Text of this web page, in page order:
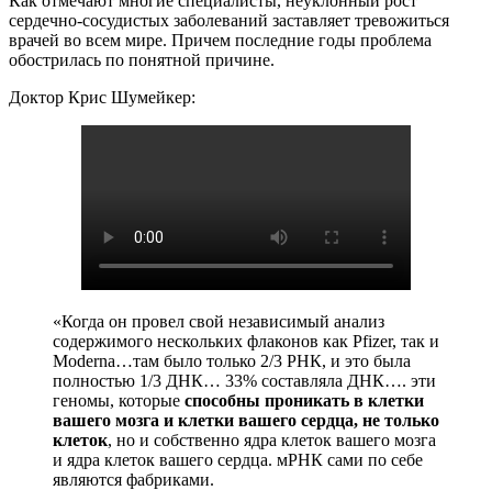
сердечно-сосудистых заболеваний заставляет тревожиться
врачей во всем мире. Причем последние годы проблема
обострилась по понятной причине.
Доктор Крис Шумейкер:
«Когда он провел свой независимый анализ
содержимого нескольких флаконов как Pfizer, так и
Moderna…там было только 2/3 РНК, и это была
полностью 1/3 ДНК… 33% составляла ДНК…. эти
геномы, которые способны проникать в клетки
вашего мозга и клетки вашего сердца, не только
клеток, но и собственно ядра клеток вашего мозга
и ядра клеток вашего сердца. мРНК сами по себе
являются фабриками.